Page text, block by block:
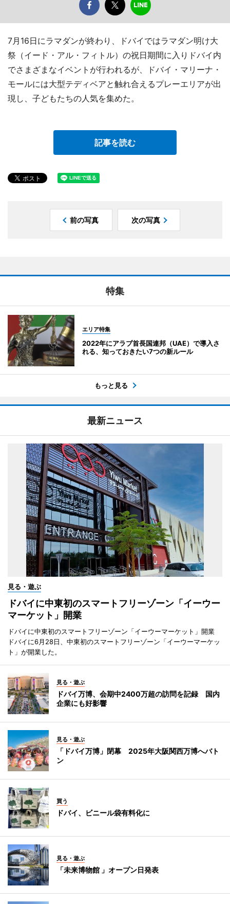
7月16日にラマダンが終わり、ドバイではラマダン明け大
祭（イード・アル・フィトル）の祝日期間に入りドバイ内
でさまざまなイベントが行われるが、ドバイ・マリーナ・
モールには大型テディベアと触れ合えるプレーエリアが出
現し、子どもたちの人気を集めた。
記事を読む
前の写真 次の写真
特集
エリア特集
2022年にアラブ首長国連邦（UAE）で導入さ
れる、知っておきたい7つの新ルール
もっと見る
最新ニュース
見る・遊ぶ
ドバイに中東初のスマートフリーゾーン「イーウー
マーケット」開業
ドバイに中東初のスマートフリーゾーン「イーウーマーケット」開業
ドバイに6月28日、中東初のスマートフリーゾーン「イーウーマーケッ
ト」が開業した。
見る・遊ぶ
ドバイ万博、会期中2400万超の訪問を記録 国内
企業にも好影響
見る・遊ぶ
「ドバイ万博」閉幕 2025年大阪関西万博へバト
ン
買う
ドバイ、ビニール袋有料化に
見る・遊ぶ
「未来博物館 」オープン日発表